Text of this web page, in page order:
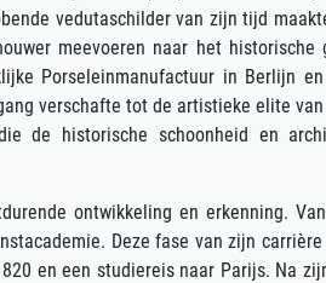
vedutaschilder van zijn tijd
meevoeren naar het historische
Porseleinmanufactuur in Berlijn
verschafte tot de artistieke elite
de historische schoonheid en
ontwikkeling en erkenning.
Deze fase van zijn
en een studiereis naar Parijs. Na